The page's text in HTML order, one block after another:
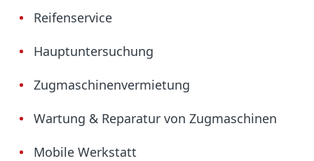
Reifenservice
Hauptuntersuchung
Zugmaschinenvermietung
Wartung & Reparatur von Zugmaschinen
Mobile Werkstatt